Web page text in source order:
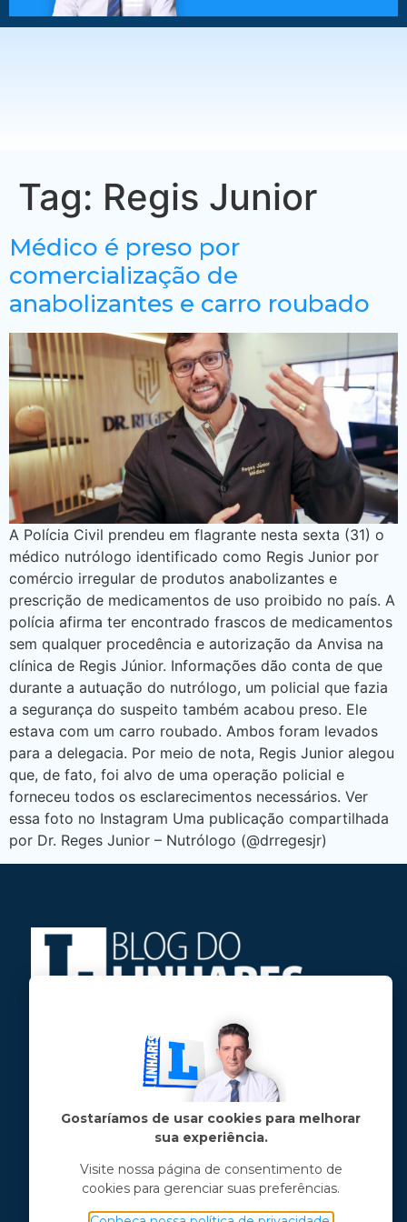
Tag: Regis Junior
Médico é preso por
comercialização de
anabolizantes e carro roubado
A Polícia Civil prendeu em flagrante nesta sexta (31) o
médico nutrólogo identificado como Regis Junior por
comércio irregular de produtos anabolizantes e
prescrição de medicamentos de uso proibido no país. A
polícia afirma ter encontrado frascos de medicamentos
sem qualquer procedência e autorização da Anvisa na
clínica de Regis Júnior. Informações dão conta de que
durante a autuação do nutrólogo, um policial que fazia
a segurança do suspeito também acabou preso. Ele
estava com um carro roubado. Ambos foram levados
para a delegacia. Por meio de nota, Regis Junior alegou
que, de fato, foi alvo de uma operação policial e
forneceu todos os esclarecimentos necessários. Ver
essa foto no Instagram Uma publicação compartilhada
por Dr. Reges Junior – Nutrólogo (@drregesjr)
Jose Linhares Jr é maranhense.
Formado em Jornalismo, estudou filosofia
e tem pós-graduações em ciência política
e marketing político.
Menu principal
Notícias
Opinião
Gostaríamos de usar cookies para melhorar
sua experiência.
Visite nossa página de consentimento de
cookies para gerenciar suas preferências.